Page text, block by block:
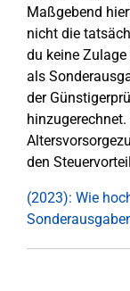
Maßgebend
nicht die
du keine
als
der
den
(2023): Wie